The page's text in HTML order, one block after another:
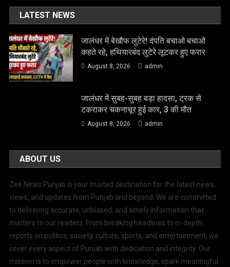
LATEST NEWS
जालंधर में बेखौफ लुटेरे! दंपति बचाओ बचाओ
कहते रहे, हथियारबंद लुटेरे लूटकर हुए फरार
August 8, 2026 admin
जालंधर में सुबह-सुबह बड़ा हादसा, ट्रक से
टकराकर चकनाचूर हुई कार, 3 की मौत
August 8, 2026 admin
ABOUT US
Zee News Punjab is your trusted destination for the latest news,
views, and updates from Punjab and beyond. We are committed
to delivering accurate, unbiased, and timely information that
matters to our readers. From breaking headlines to in-depth
reports on politics, society, culture, sports, and entertainment, we
cover every aspect of Punjab with dedication and integrity. Our
mission is to empower people with knowledge, spark meaningful